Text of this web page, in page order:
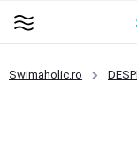
Swimaholic.ro